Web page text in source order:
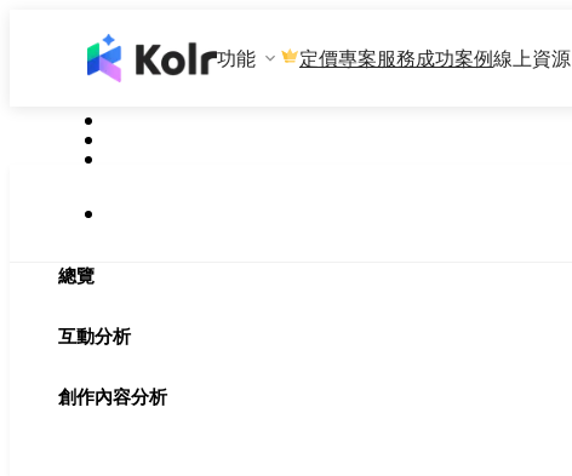
功能 定價專案服務成功案例線上資源
總覽
互動分析
創作內容分析